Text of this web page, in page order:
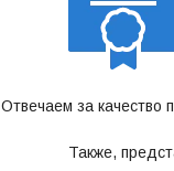
Отвечаем за качество
Также,